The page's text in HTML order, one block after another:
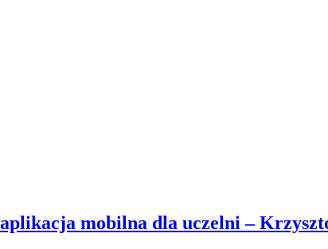
mobilna dla uczelni –